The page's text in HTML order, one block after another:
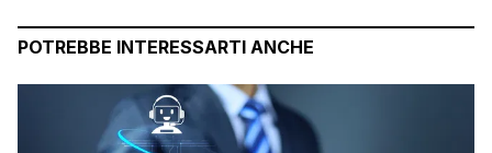
POTREBBE INTERESSARTI ANCHE